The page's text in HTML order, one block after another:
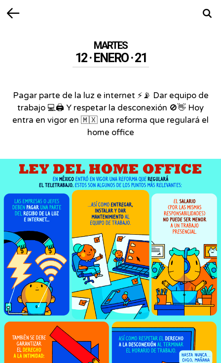
MARTES
12 · ENERO · 21
Pagar parte de la luz e internet ⚡📡 Dar equipo de
trabajo 💻🖨️ Y respetar la desconexión 🚫👋 Hoy
entra en vigor en 🇲🇽 una reforma que regulará el
home office